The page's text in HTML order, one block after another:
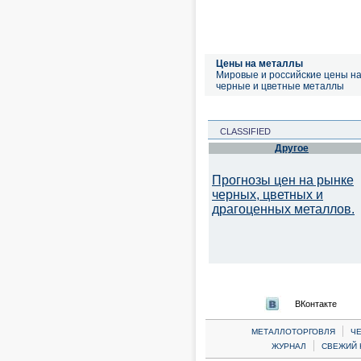
Цены на металлы
Мировые и российские цены на
черные и цветные металлы
CLASSIFIED
Другое
Прогнозы цен на рынке
черных, цветных и
драгоценных металлов.
ВКонтакте
МЕТАЛЛОТОРГОВЛЯ |
ЖУРНАЛ
| СВЕЖИЙ